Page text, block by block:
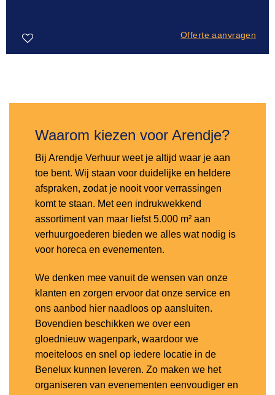
Offerte aanvragen
Waarom kiezen voor Arendje?
Bij Arendje Verhuur weet je altijd waar je aan
toe bent. Wij staan voor duidelijke en heldere
afspraken, zodat je nooit voor verrassingen
komt te staan. Met een indrukwekkend
assortiment van maar liefst 5.000 m² aan
verhuurgoederen bieden we alles wat nodig is
voor horeca en evenementen.
We denken mee vanuit de wensen van onze
klanten en zorgen ervoor dat onze service en
ons aanbod hier naadloos op aansluiten.
Bovendien beschikken we over een
gloednieuw wagenpark, waardoor we
moeiteloos en snel op iedere locatie in de
Benelux kunnen leveren. Zo maken we het
organiseren van evenementen eenvoudiger en